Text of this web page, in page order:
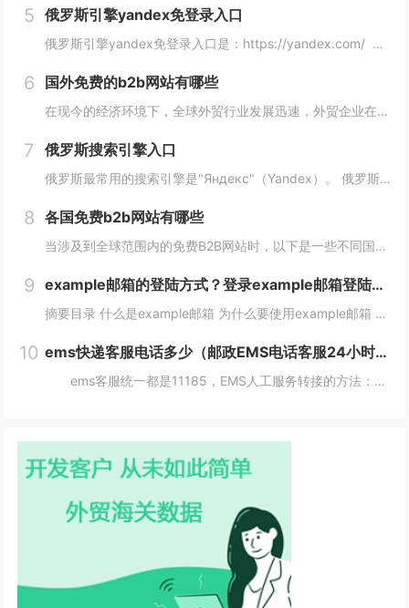
5 俄罗斯引擎yandex免登录入口
俄罗斯引擎yandex免登录入口是：https://yandex.com/ 无须登录直接使用，接下来小编就来给大家详细介绍。 俄罗斯引擎yandex免登录入口 Yandex是俄罗斯最大的互联网公司之一，其拥有自己的搜索引...
6 国外免费的b2b网站有哪些
在现今的经济环境下，全球外贸行业发展迅速，外贸企业在寻找客户方面也变得越来越重要，并且更加重视做好国外B2B网站的使用。因此，在选择一个合适的国外B2B网站时，您应该根据您的需求选择一个合适的网站，下面介绍一下国外免费的b2b网站有哪些？...
7 俄罗斯搜索引擎入口
俄罗斯最常用的搜索引擎是"Яндекс"（Yandex）。 俄罗斯搜索引擎yandex入口： 1、俄罗斯搜索引擎入口1：yandex.com，无须登录直接使用。 2、俄罗斯搜索引擎入口2：www.yandex.ru，需要登录使用。...
8 各国免费b2b网站有哪些
当涉及到全球范围内的免费B2B网站时，以下是一些不同国家的B2B网站，它们为企业提供了广阔的国际市场。这些网站在不同国家和地区具有不同的影响力，但都是免费使用的。 各国免费b2b网站： 1. 中国： - Alib...
9 example邮箱的登陆方式？登录example邮箱登陆服务器的步骤？
摘要目录 什么是example邮箱 为什么要使用example邮箱 example邮箱的登陆方式 如何保护example邮箱的安全性 结论 什么是example邮箱 example邮箱是由著名IT企...
10 ems快递客服电话多少（邮政EMS电话客服24小时服务热线）
ems客服统一都是11185，EMS人工服务转接的方法：1、使用固定电话或手机拨打11183，接通后，按1进入”上门揽收“，告诉客服人员您的取件地址、联系人和电话就可以上门取件。2、按2进入。 11183是邮政EMS的服务电话...